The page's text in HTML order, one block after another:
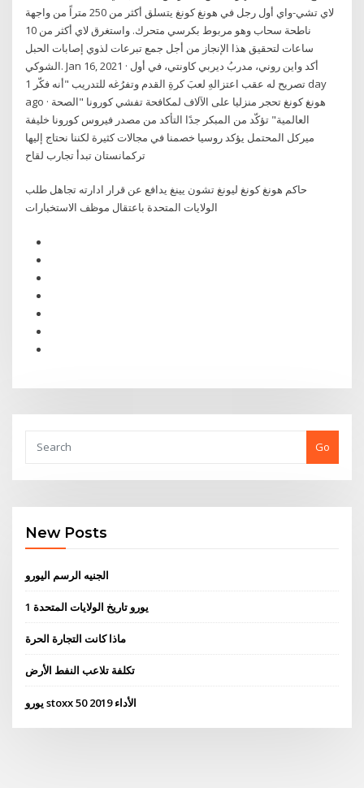
لاي تشي-واي أول رجل في هونغ كونغ يتسلق أكثر من 250 متراً من واجهة
ناطحة سحاب وهو مربوط بكرسي متحرك. واستغرق لاي أكثر من 10
ساعات لتحقيق هذا الإنجاز من أجل جمع تبرعات لذوي إصابات الحبل
الشوكي. Jan 16, 2021 · أكد واين روني، مدربُ ديربي كاونتي، في أول
تصريح له عقب اعتزالهِ لعبَ كرةِ القدم وتفرُغه للتدريب "أنه فكّر 1 day
ago · هونغ كونغ تحجر منزليا على الآلاف لمكافحة تفشي كورونا "الصحة
العالمية" تؤكّد من المبكر جدًا التأكد من مصدر فيروس كورونا خليفة
ميركل المحتمل يؤكد روسيا خصمنا في مجالات كثيرة لكننا نحتاج إليها
تركمانستان تبدأ تجارب لقاح
حاكم هونغ كونغ ليونغ تشون يينغ يدافع عن قرار ادارته تجاهل طلب
الولايات المتحدة باعتقال موظف الاستخبارات
Go
New Posts
الجنيه الرسم اليورو
1 يورو تاريخ الولايات المتحدة
ماذا كانت التجارة الحرة
تكلفة تلاعب النفط الأرض
يورو stoxx 50 الأداء 2019